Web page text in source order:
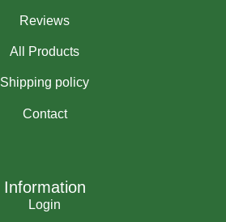
Reviews
All Products
Shipping policy
Contact
Information
Login